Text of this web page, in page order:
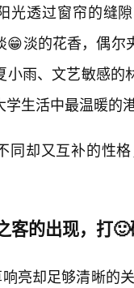
光透过窗帘的缝
😁淡的花香，偶
雨、文艺敏感的
生活中最温暖的
同却又互补的性
客的出现，打
响亮却足够清晰的